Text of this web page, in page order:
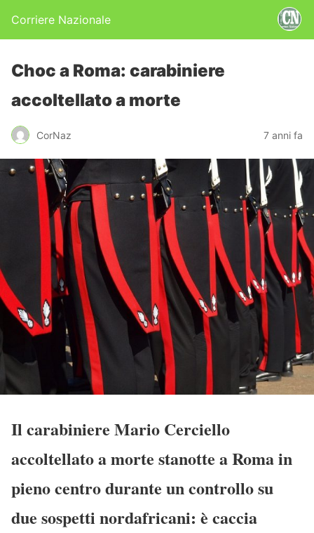
Corriere Nazionale
Choc a Roma: carabiniere
accoltellato a morte
CorNaz 7 anni fa
Il carabiniere Mario Cerciello
accoltellato a morte stanotte a Roma in
pieno centro durante un controllo su
due sospetti nordafricani: è caccia